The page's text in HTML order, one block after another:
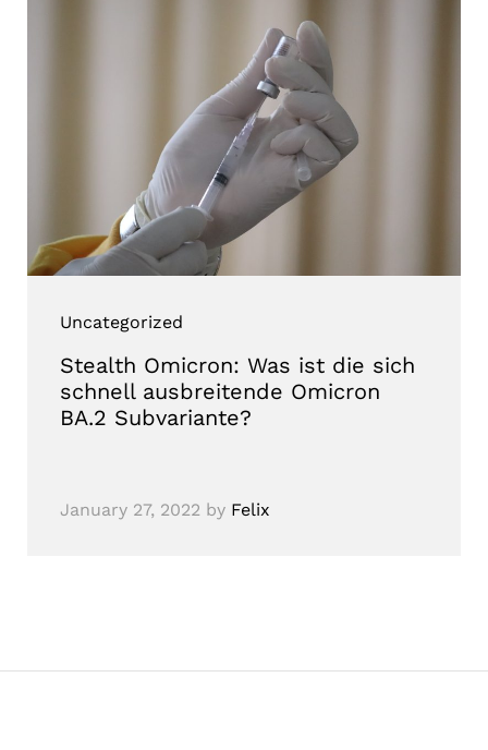
Uncategorized
Stealth Omicron: Was ist die sich
schnell ausbreitende Omicron
BA.2 Subvariante?
January 27, 2022 by Felix